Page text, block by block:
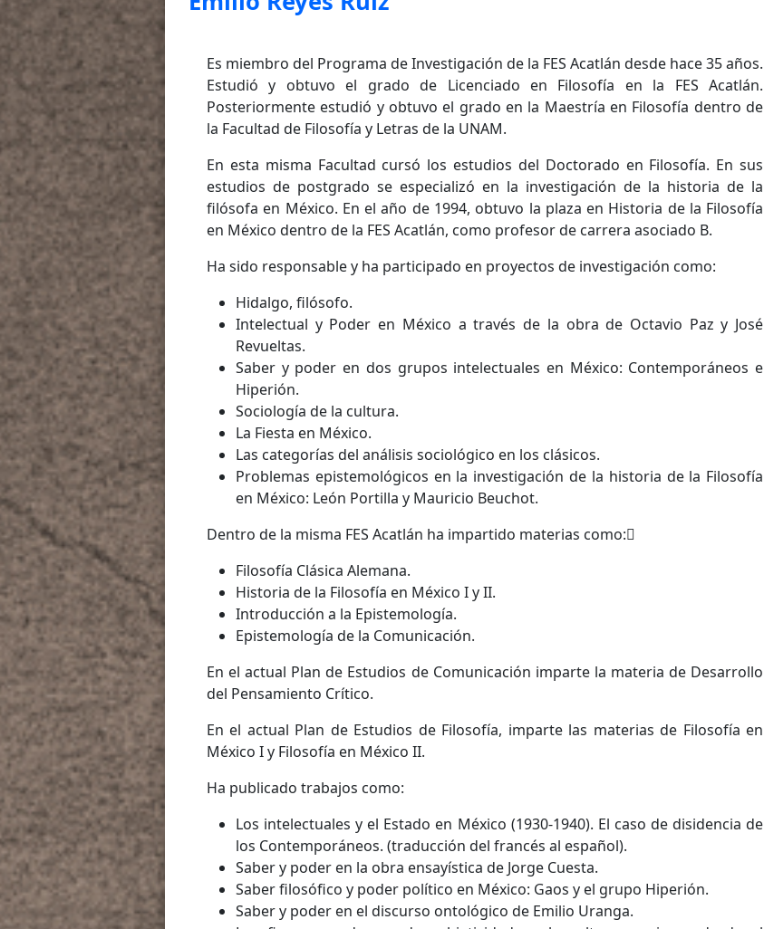
Es miembro del Programa de Investigación de la FES Acatlán desde hace 35 años.
Estudió y obtuvo el grado de Licenciado en Filosofía en la FES Acatlán.
Posteriormente estudió y obtuvo el grado en la Maestría en Filosofía dentro de
la Facultad de Filosofía y Letras de la UNAM.
En esta misma Facultad cursó los estudios del Doctorado en Filosofía. En sus
estudios de postgrado se especializó en la investigación de la historia de la
filósofa en México. En el año de 1994, obtuvo la plaza en Historia de la Filosofía
en México dentro de la FES Acatlán, como profesor de carrera asociado B.
Ha sido responsable y ha participado en proyectos de investigación como:
Hidalgo, filósofo.
Intelectual y Poder en México a través de la obra de Octavio Paz y José
Revueltas.
Saber y poder en dos grupos intelectuales en México: Contemporáneos e
Hiperión.
Sociología de la cultura.
La Fiesta en México.
Las categorías del análisis sociológico en los clásicos.
Problemas epistemológicos en la investigación de la historia de la Filosofía
en México: León Portilla y Mauricio Beuchot.
Dentro de la misma FES Acatlán ha impartido materias como:
Filosofía Clásica Alemana.
Historia de la Filosofía en México I y II.
Introducción a la Epistemología.
Epistemología de la Comunicación.
En el actual Plan de Estudios de Comunicación imparte la materia de Desarrollo
del Pensamiento Crítico.
En el actual Plan de Estudios de Filosofía, imparte las materias de Filosofía en
México I y Filosofía en México II.
Ha publicado trabajos como:
Los intelectuales y el Estado en México (1930-1940). El caso de disidencia de
los Contemporáneos. (traducción del francés al español).
Saber y poder en la obra ensayística de Jorge Cuesta.
Saber filosófico y poder político en México: Gaos y el grupo Hiperión.
Saber y poder en el discurso ontológico de Emilio Uranga.